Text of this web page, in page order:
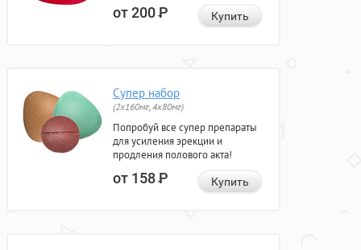
от 200Р Купить
Супер набор
(2х160мг, 4х80мг)
Попробуй все супер препараты
для усиления эрекции и
продления полового акта!
от 158Р Купить